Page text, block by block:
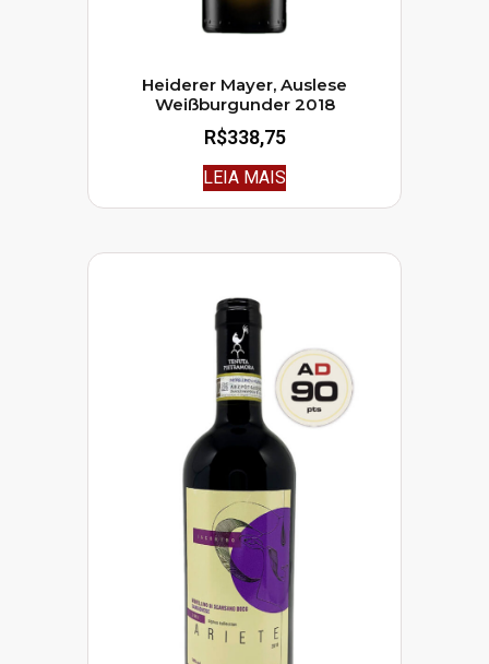
Heiderer Mayer, Auslese
Weißburgunder 2018
R$338,75
LEIA MAIS